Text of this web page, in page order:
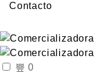
Contacto
0